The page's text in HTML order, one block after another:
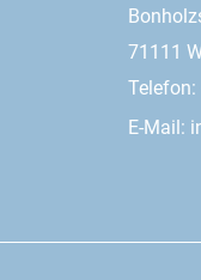
71111
E-Mail: